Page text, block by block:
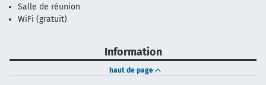
Salle de réunion
WiFi (gratuit)
Information
haut de page